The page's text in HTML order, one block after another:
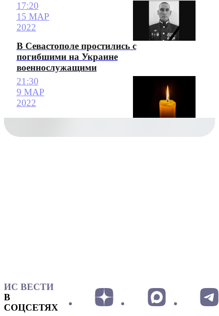
17:20
15 МАР
2022
В Севастополе простились с
погибшими на Украине
военнослужащими
21:30
9 МАР
2022
ИС ВЕСТИ
В
СОЦСЕТЯХ